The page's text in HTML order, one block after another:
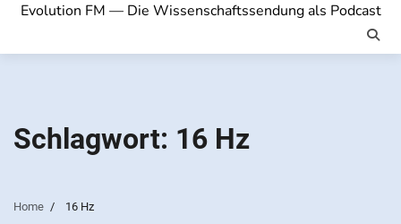
Evolution FM — Die Wissenschaftssendung als Podcast
Schlagwort: 16 Hz
Home 16 Hz